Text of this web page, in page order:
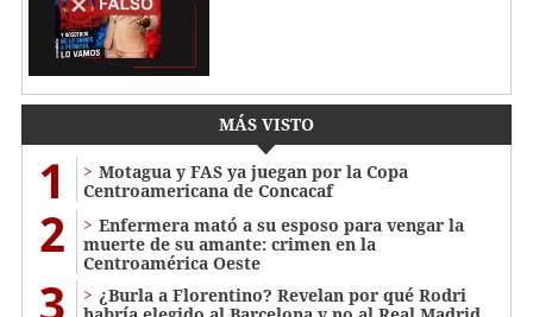
MÁS VISTO
1
Motagua y FAS ya juegan por la Copa
Centroamericana de Concacaf
2
Enfermera mató a su esposo para vengar la
muerte de su amante: crimen en la
Centroamérica Oeste
3
¿Burla a Florentino? Revelan por qué Rodri